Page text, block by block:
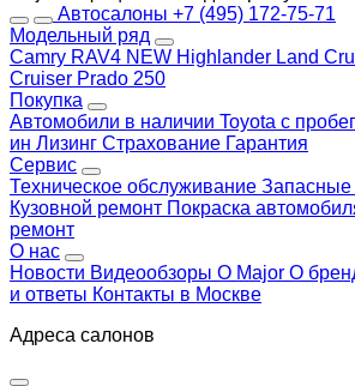
Автосалоны +7 (495) 172-75-71
Модельный ряд
Camry RAV4 NEW Highlander Land
Cruiser Prado 250
Покупка
Автомобили в наличии Toyota с
ин Лизинг Страхование Гарантия
Сервис
Техническое обслуживание Запасные
Кузовной ремонт Покраска
ремонт
О нас
Новости Видеообзоры О Major О
и ответы Контакты в Москве
Адреса салонов